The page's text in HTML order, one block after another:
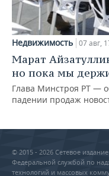
Недвижимость 07 авг,
Марат
но пока мы
Глава Минстроя РТ —
падении продаж
© 2015 - 2026 Сетевое
Федеральной службой по
технологий и массовых